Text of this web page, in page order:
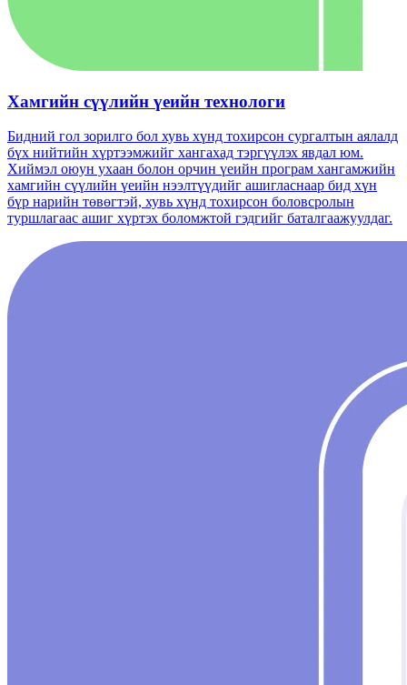
Хамгийн сүүлийн үеийн технологи
Бидний гол зорилго бол хувь хүнд тохирсон сургалтын аялалд
бүх нийтийн хүртээмжийг хангахад тэргүүлэх явдал юм.
Хиймэл оюун ухаан болон орчин үеийн програм хангамжийн
хамгийн сүүлийн үеийн нээлтүүдийг ашигласнаар бид хүн
бүр нарийн төвөгтэй, хувь хүнд тохирсон боловсролын
туршлагаас ашиг хүртэх боломжтой гэдгийг баталгаажуулдаг.